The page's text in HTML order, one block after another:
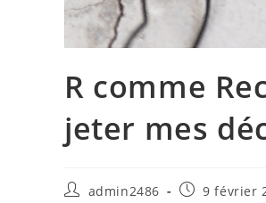
R comme
jeter mes
Auteur/autrice
admin2486
Publication
9 février